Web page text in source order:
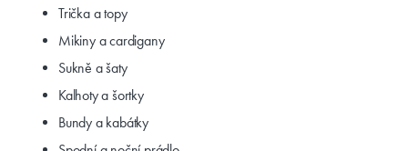
Trička a topy
Mikiny a cardigany
Sukně a šaty
Kalhoty a šortky
Bundy a kabátky